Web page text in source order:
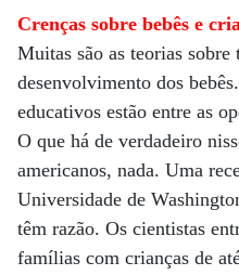
Crenças sobre bebês e
Muitas são as teorias
desenvolvimento dos
educativos estão entre as
O que há de verdadeiro
americanos, nada. Uma
Universidade de
têm razão. Os cientistas
famílias com crianças de